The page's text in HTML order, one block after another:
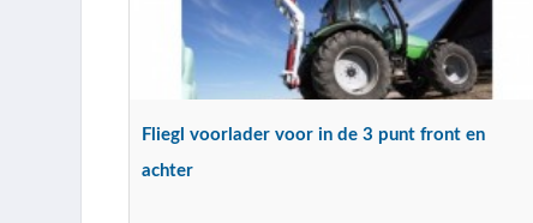
Fliegl voorlader voor in de 3 punt front en
achter